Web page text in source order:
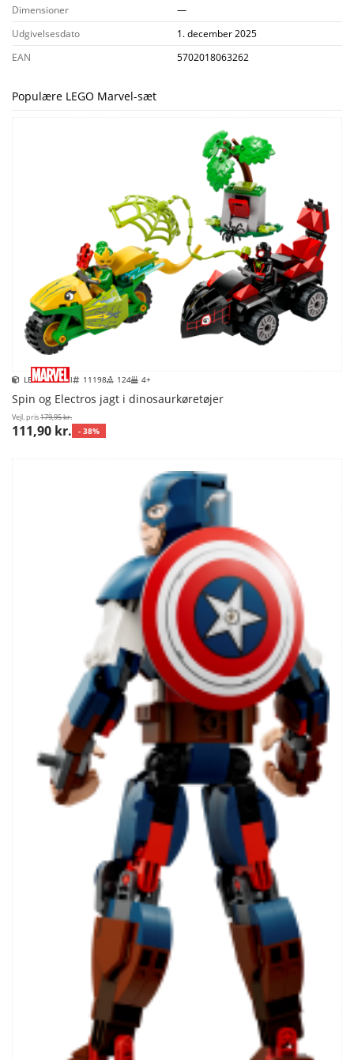
Dimensioner
—
Udgivelsesdato
1. december 2025
EAN
5702018063262
Populære LEGO Marvel-sæt
LEGO Marvel 11198 124 4+
Spin og Electros jagt i dinosaurkøretøjer
Vejl. pris179,95 kr.
111,90 kr. - 38%